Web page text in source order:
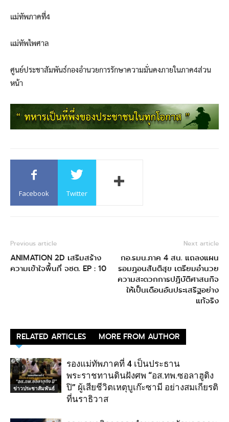
แม่ทัพภาคที่4
แม่ทัพไพศาล
ศูนย์ประชาสัมพันธ์กองอำนวยการรักษาความมั่นคงภายในภาค4ส่วน
หน้า
Facebook Twitter
Previous article
ANIMATION 2D เสริมสร้าง
ความเข้าใจพื้นที่ จชต. EP : 10
Next article
กอ.รมน.ภาค 4 สน. แถลงแผน
รอมฎอนสันติสุข เตรียมอำนวย
ความสะดวกการปฏิบัติศาสนกิจ
ให้เป็นเดือนอันประเสริฐอย่าง
แท้จริง
RELATED ARTICLES MORE FROM AUTHOR
ข่าวประชาสัมพันธ์
รองแม่ทัพภาคที่ 4 เป็นประธาน
พระราชทานดินฝังศพ “อส.ทพ.ซอลาฮูดิง
ปิ” ผู้เสียชีวิตเหตุบูเก๊ะซามี อย่างสมเกียรติ
ที่นราธิวาส